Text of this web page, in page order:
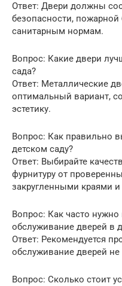
Ответ: Двери должны
безопасности, пожарной
санитарным нормам.
Вопрос: Какие двери
сада?
Ответ: Металлические
оптимальный вариант,
эстетику.
Вопрос: Как правильно
детском саду?
Ответ: Выбирайте
фурнитуру от
закругленными краями
Вопрос: Как часто нужно
обслуживание дверей в
Ответ: Рекомендуется
обслуживание дверей не
Вопрос: Сколько стоит